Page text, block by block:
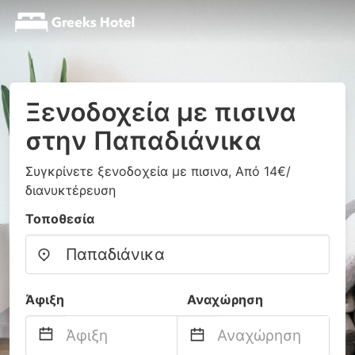
Ξενοδοχεία με πισινα
στην Παπαδιάνικα
Συγκρίνετε ξενοδοχεία με πισινα, Από 14€/
διανυκτέρευση
Τοποθεσία
Άφιξη Αναχώρηση